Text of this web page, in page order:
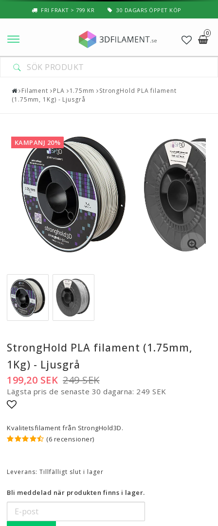
FRI FRAKT > 799 KR 30 DAGARS ÖPPET KÖP
0
Nyheter & Populärt
Filament
3D-Skrivare — Tillbehör
3D-Skrivare — Delar
Resin
3D-Pennor & Tillbehör
Filament PLA 1.75mm
StrongHold PLA filament
(1.75mm, 1Kg) - Ljusgrå
KAMPANJ 20%
StrongHold PLA filament (1.75mm,
1Kg) - Ljusgrå
249 SEK
199,20 SEK
Lägsta pris de senaste 30 dagarna 249 SEK
Kvalitetsfilament från StrongHold3D.
(6 recensioner)
Leverans: Tillfälligt slut i lager
Bli meddelad när produkten finns i lager.